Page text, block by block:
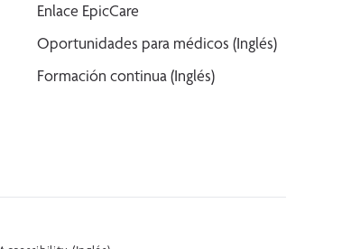
Enlace EpicCare
Oportunidades para médicos (Inglés)
Formación continua (Inglés)